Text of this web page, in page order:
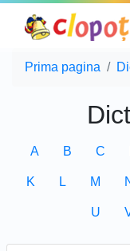
Prima pagina
A B C
K L M
U